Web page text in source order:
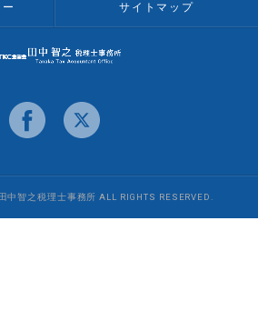
サイトマップ
中智之税理士事務所 ALL RIGHTS RESERVED.